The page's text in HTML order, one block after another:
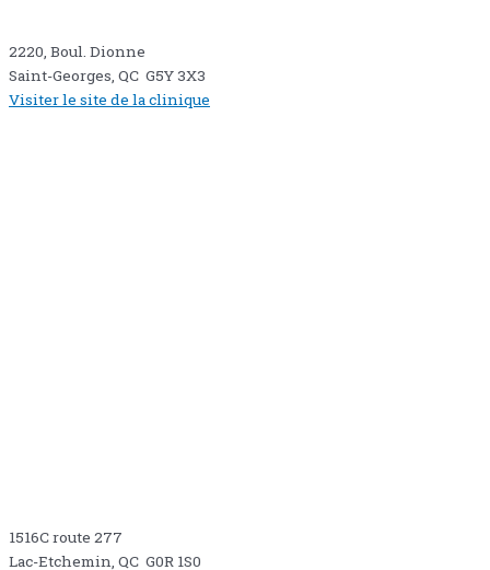
2220, Boul. Dionne
Saint-Georges, QC G5Y 3X3
Visiter le site de la clinique
1516C route 277
Lac-Etchemin, QC G0R 1S0